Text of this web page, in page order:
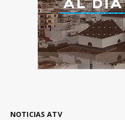
NOTICIAS ATV